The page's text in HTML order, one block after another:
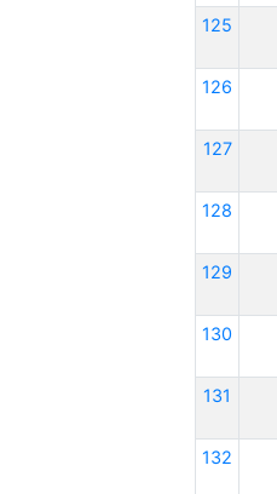
125
126
127
128
129
130
131
132